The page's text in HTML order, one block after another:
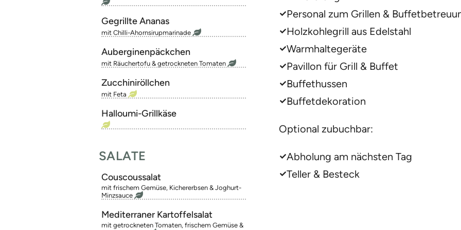
Gegrillte Ananas
mit Chilli-Ahornsirupmarinade
Auberginenpäckchen
mit Räuchertofu & getrockneten Tomaten
Zucchiniröllchen
mit Feta
Halloumi-Grillkäse
SALATE
Couscoussalat
mit frischem Gemüse, Kichererbsen & Joghurt-
Minzsauce
Mediterraner Kartoffelsalat
mit getrockneten Tomaten, frischem Gemüse &
Personal zum Grillen &
Holzkohlegrill aus Edelstahl
Warmhaltegeräte
Pavillon für Grill & Buffet
Buffethussen
Buffetdekoration
Optional zubuchbar:
Abholung am nächsten Tag
Teller & Besteck